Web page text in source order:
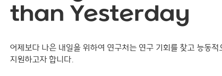
than Yesterday
어제보다 나은 내일을 위하여 연구처는 연구 기회를 찾고 능동적
지원하고자 합니다.